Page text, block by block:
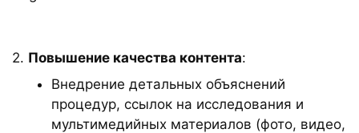
2. Повышение качества контента:
Внедрение детальных объяснений
процедур, ссылок на исследования и
мультимедийных материалов (фото, видео,